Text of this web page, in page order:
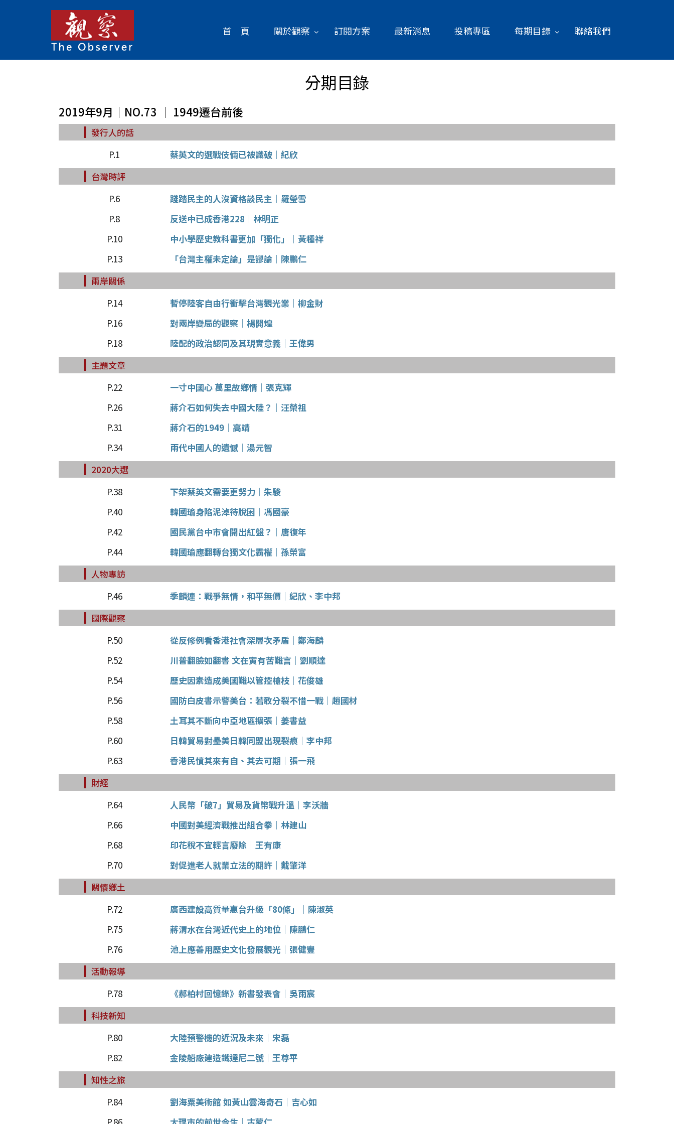
首 頁 關於觀察 訂閱方案 最新消息 投稿專區 每期目錄 聯絡我們
分期目錄
2019年9月｜NO.73 │ 1949遷台前後
發行人的話
P.1
蔡英文的選戰伎倆已被識破│紀欣
台灣時評
P.6
踐踏民主的人沒資格談民主│羅瑩雪
P.8
反送中已成香港228│林明正
P.10
中小學歷史教科書更加「獨化」│黃種祥
P.13
「台灣主權未定論」是謬論│陳鵬仁
兩岸關係
P.14
暫停陸客自由行衝擊台灣觀光業│柳金財
P.16
對兩岸變局的觀察│楊開煌
P.18
陸配的政治認同及其現實意義│王偉男
主題文章
P.22
一寸中國心 萬里故鄉情│張克輝
P.26
蔣介石如何失去中國大陸？│汪榮祖
P.31
蔣介石的1949│高靖
P.34
兩代中國人的遺憾│湯元智
2020大選
P.38
下架蔡英文需要更努力│朱駿
P.40
韓國瑜身陷泥淖待脫困│馮國豪
P.42
國民黨台中市會開出紅盤？│唐復年
P.44
韓國瑜應翻轉台獨文化霸權│孫榮富
人物專訪
P.46
季麟連：戰爭無情，和平無價│紀欣、李中邦
國際觀察
P.50
從反修例看香港社會深層次矛盾│鄭海麟
P.52
川普翻臉如翻書 文在寅有苦難言│劉順達
P.54
歷史因素造成美國難以管控槍枝│花俊雄
P.56
國防白皮書示警美台：若敢分裂不惜一戰│趙國材
P.58
土耳其不斷向中亞地區擴張│姜書益
P.60
日韓貿易對壘美日韓同盟出現裂痕│李中邦
P.63
香港民憤其來有自、其去可期│張一飛
財經
P.64
人民幣「破7」貿易及貨幣戰升溫│李沃牆
P.66
中國對美經濟戰推出組合拳│林建山
P.68
印花稅不宜輕言廢除│王有康
P.70
對促進老人就業立法的期許│戴肇洋
關懷鄉土
P.72
廣西建設高質量惠台升級「80條」│陳淑英
P.75
蔣渭水在台灣近代史上的地位│陳鵬仁
P.76
池上應善用歷史文化發展觀光│張健豐
活動報導
P.78
《郝柏村回憶錄》新書發表會│吳雨宸
科技新知
P.80
大陸預警機的近況及未來│宋磊
P.82
金陵船廠建造鐵達尼二號│王尊平
知性之旅
P.84
劉海粟美術館 如黃山雲海奇石│吉心如